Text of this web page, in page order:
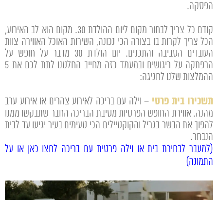
הפסקה.
קודם כל צריך לבחור מקום ליום ההולדת 30. מקום הוא לב האירוע,
הכל צריך לקרות בו בצורה הכי נכונה, השירות האוכל האווירה צוות
העובדים הסביבה והתכנים. יום הולדת 30 מדבר על חופש על
הרפתקה על ריגושים ובמעמד כזה מחייב החלטנו לתת לכם את 5
ההמלצות שלנו לחגיגה:
תשכירו בית פרטי – וילה עם בריכה לאירוע צהרים או אירוע ערב
מהנה. אווירת החופש הפרטיות מסיבת הבריכה החבר שתבקשו ממנו
להפוך את הבשר בגריל והקוקטיילים הכי טעימים בעיר יגיעו עד לבית
הנבחר.
(למעבר לבחירת בית או וילה פרטית עם בריכה לחצו כאן או על
התמונה)